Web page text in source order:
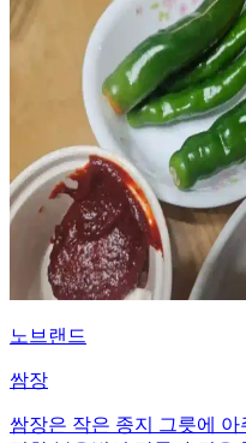
노브랜드
쌈장
쌈장은 작은 종지 그릇에